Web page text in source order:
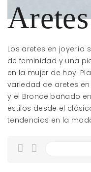
Aretes
Los aretes en joyería
de feminidad y una
en la mujer de hoy.
variedad de aretes
y el Bronce bañado
estilos desde el
tendencias en la